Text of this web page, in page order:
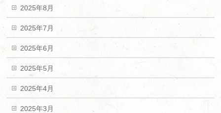
2025年8月
2025年7月
2025年6月
2025年5月
2025年4月
2025年3月